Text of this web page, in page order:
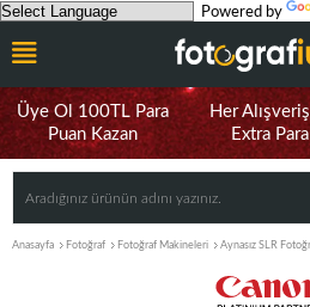
Powered by
Üye Ol 100TL Para
Puan Kazan
Her
Extra
Anasayfa Fotoğraf Fotoğraf Makineleri Aynasız SLR